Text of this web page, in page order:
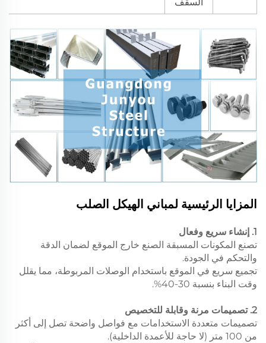
المزايا الرئيسية لمباني الهيكل الصلب
1. إنشاء سريع وفعال
تصنع المكونات المسبقة الصنع خارج الموقع لضمان الدقة
والتحكم في الجودة.
تجميع سريع في الموقع باستخدام الوصلات المربوطة، مما يقلل
وقت البناء بنسبة 30-40%.
2. تصميمات مرنة وقابلة للتخصيص
تصميمات متعددة الاستخدامات مع فواصل واضحة تصل إلى أكثر
من 100 متر (لا حاجة للأعمدة الداخلية).